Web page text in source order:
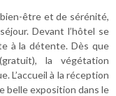
bien-être et de sérénité,
Devant l’hôtel se
à la détente. Dès que
la végétation
L’accueil à la réception
belle exposition dans le